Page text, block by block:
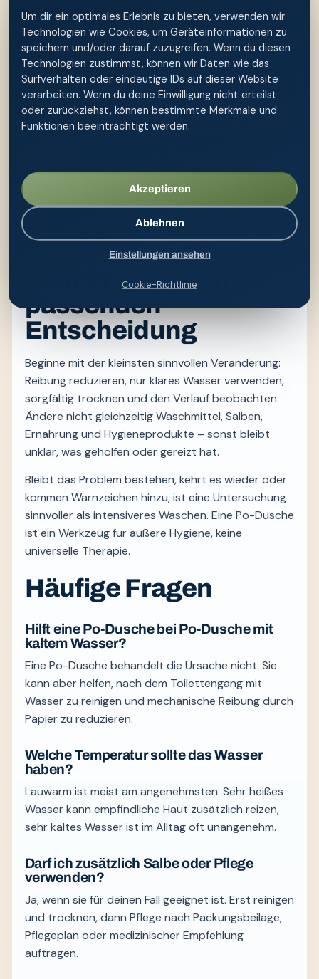
Um dir ein optimales Erlebnis zu bieten, verwenden wir
Technologien wie Cookies, um Geräteinformationen zu
speichern und/oder darauf zuzugreifen. Wenn du diesen
Technologien zustimmst, können wir Daten wie das
Surfverhalten oder eindeutige IDs auf dieser Website
verarbeiten. Wenn du deine Einwilligung nicht erteilst
oder zurückziehst, können bestimmte Merkmale und
Funktionen beeinträchtigt werden.
Akzeptieren
Ablehnen
Einstellungen ansehen
Cookie-Richtlinie
sind die wichtigsten Grundregeln.
Nach der Anwendung wird die Flasche vollständig
geleert, mit sauberem Wasser ausgespült und offen
getrocknet. Wird sie feucht verschlossen, können
Geruch und Beläge entstehen. Verschleißteile, Risse
und Dichtungen werden regelmäßig geprüft. Bei
gemeinsamer Nutzung sollte jede Person ein
Ein Produktvergleich sollte Volumen, Dosierbarkeit,
Reinigung, Ersatzteile, Materialangaben und den
vorgesehenen Einsatzzweck berücksichtigen.
Händlerbewertungen können Erfahrungen zeigen,
ersetzen aber keine unabhängige Prüfung.
Vom Problem zur
passenden
Entscheidung
Beginne mit der kleinsten sinnvollen Veränderung:
Reibung reduzieren, nur klares Wasser verwenden,
sorgfältig trocknen und den Verlauf beobachten.
Ändere nicht gleichzeitig Waschmittel, Salben,
Ernährung und Hygieneprodukte – sonst bleibt
unklar, was geholfen oder gereizt hat.
Bleibt das Problem bestehen, kehrt es wieder oder
kommen Warnzeichen hinzu, ist eine Untersuchung
sinnvoller als intensiveres Waschen. Eine Po-Dusche
ist ein Werkzeug für äußere Hygiene, keine
universelle Therapie.
Häufige Fragen
Hilft eine Po-Dusche bei Po-Dusche mit
kaltem Wasser?
Eine Po-Dusche behandelt die Ursache nicht. Sie
kann aber helfen, nach dem Toilettengang mit
Wasser zu reinigen und mechanische Reibung durch
Papier zu reduzieren.
Welche Temperatur sollte das Wasser
haben?
Lauwarm ist meist am angenehmsten. Sehr heißes
Wasser kann empfindliche Haut zusätzlich reizen,
sehr kaltes Wasser ist im Alltag oft unangenehm.
Darf ich zusätzlich Salbe oder Pflege
verwenden?
Ja, wenn sie für deinen Fall geeignet ist. Erst reinigen
und trocknen, dann Pflege nach Packungsbeilage,
Pflegeplan oder medizinischer Empfehlung
auftragen.